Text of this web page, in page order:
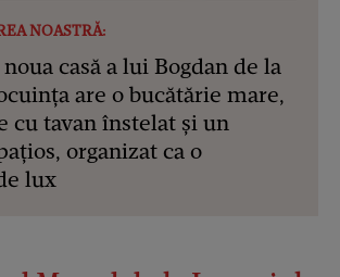
NOASTRĂ:
casă a lui Bogdan de la
are o bucătărie mare,
cu tavan înstelat și un
organizat ca o
lux